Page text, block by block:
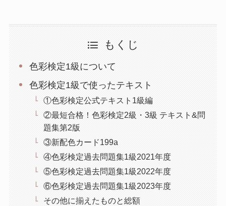
もくじ
色彩検定1級について
色彩検定1級で使ったテキスト
①色彩検定公式テキスト1級編
②最短合格！色彩検定2級・3級 テキスト&問
題集第2版
③新配色カード199a
④色彩検定過去問題集1級2021年度
⑤色彩検定過去問題集1級2022年度
⑥色彩検定過去問題集1級2023年度
その他に揃えたものと総額